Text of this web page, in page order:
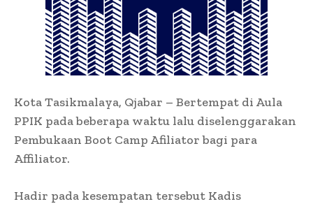
Kota Tasikmalaya, Qjabar – Bertempat di Aula
PPIK pada beberapa waktu lalu diselenggarakan
Pembukaan Boot Camp Afiliator bagi para
Affiliator.
Hadir pada kesempatan tersebut Kadis